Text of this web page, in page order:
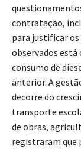
contratação,
para justificar
observados está
consumo de
anterior. A
decorre do
transporte
de obras,
registraram que